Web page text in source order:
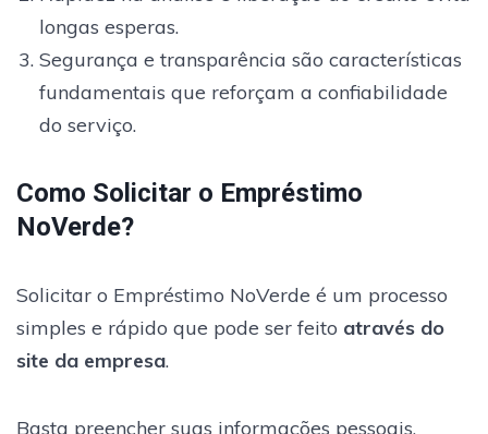
longas esperas.
Segurança e transparência são características
fundamentais que reforçam a confiabilidade
do serviço.
Como Solicitar o Empréstimo
NoVerde?
Solicitar o Empréstimo NoVerde é um processo
simples e rápido que pode ser feito através do
site da empresa.
Basta preencher suas informações pessoais,